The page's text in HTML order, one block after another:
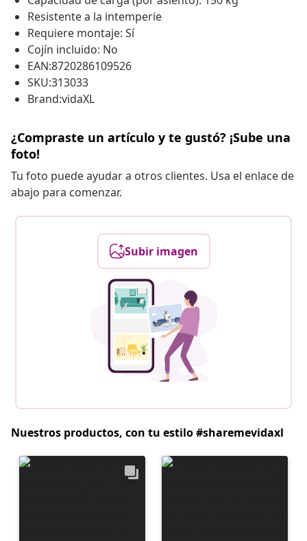
Resistente a la intemperie
Requiere montaje: Sí
Cojín incluido: No
EAN:8720286109526
SKU:313033
Brand:vidaXL
¿Compraste un artículo y te gustó? ¡Sube una
foto!
Tu foto puede ayudar a otros clientes. Usa el enlace de
abajo para comenzar.
Subir imagen
Nuestros productos, con tu estilo #sharemevidaxl